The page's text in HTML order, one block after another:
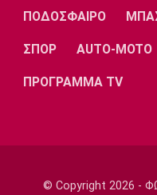
ΠΟΔΟΣΦΑΙΡΟ
ΣΠΟΡ AUTO-MOTO
ΠΡΟΓΡΑΜΜΑ TV
© Copyright 2026 -